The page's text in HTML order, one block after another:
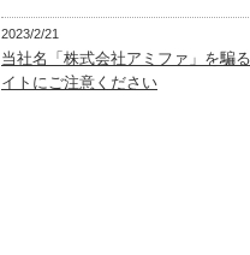
2023/2/21
当社名「株式会社アミファ」を騙
イトにご注意ください